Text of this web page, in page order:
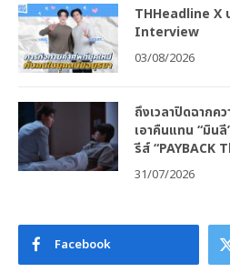
THHeadline X
Interview
03/08/2026
ถึงเวลาปิดฉากค
เอาคืนแทน “มิน
รีส์ “PAYBACK
31/07/2026
Facebook